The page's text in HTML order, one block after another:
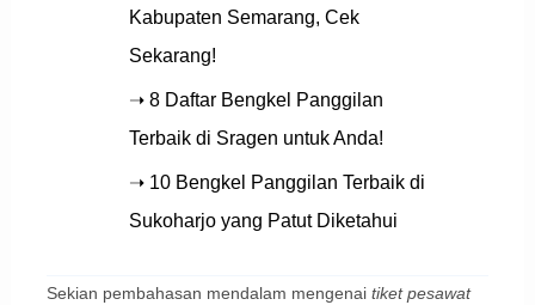
Kabupaten Semarang, Cek
Sekarang!
➝ 8 Daftar Bengkel Panggilan
Terbaik di Sragen untuk Anda!
➝ 10 Bengkel Panggilan Terbaik di
Sukoharjo yang Patut Diketahui
Sekian pembahasan mendalam mengenai tiket pesawat